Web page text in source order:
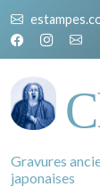
Gravures
japonaises